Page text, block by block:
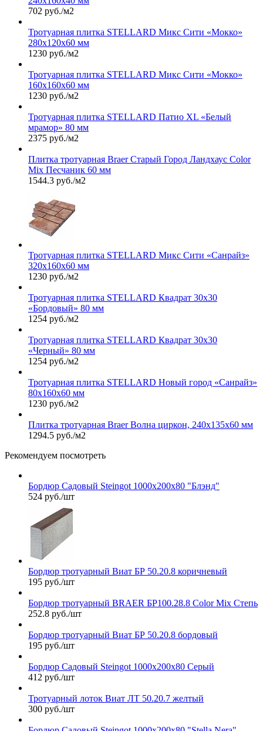
702 руб./м2
Тротуарная плитка STELLARD Микс Сити «Мокко»
280х120х60 мм
1230 руб./м2
Тротуарная плитка STELLARD Микс Сити «Мокко»
160х160х60 мм
1230 руб./м2
Тротуарная плитка STELLARD Патио XL «Белый
мрамор» 80 мм
2375 руб./м2
Плитка тротуарная Braer Старый Город Ландхаус Color
Mix Песчаник 60 мм
1544.3 руб./м2
Тротуарная плитка STELLARD Микс Сити «Санрайз»
320х160х60 мм
1230 руб./м2
Тротуарная плитка STELLARD Квадрат 30х30
«Бордовый» 80 мм
1254 руб./м2
Тротуарная плитка STELLARD Квадрат 30х30
«Черный» 80 мм
1254 руб./м2
Тротуарная плитка STELLARD Новый город «Санрайз»
80х160х60 мм
1230 руб./м2
Плитка тротуарная Braer Волна циркон, 240х135х60 мм
1294.5 руб./м2
Рекомендуем посмотреть
Бордюр Садовый Steingot 1000х200х80 "Блэнд"
524 руб./шт
Бордюр тротуарный Виат БР 50.20.8 коричневый
195 руб./шт
Бордюр тротуарный BRAER БР100.28.8 Color Mix Степь
252.8 руб./шт
Бордюр тротуарный Виат БР 50.20.8 бордовый
195 руб./шт
Бордюр Садовый Steingot 1000х200х80 Серый
412 руб./шт
Тротуарный лоток Виат ЛТ 50.20.7 желтый
300 руб./шт